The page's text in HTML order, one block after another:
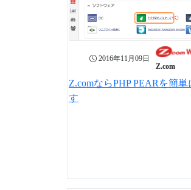
2016年11月09日
Z.com
Z.comならPHP PEARを簡単
す